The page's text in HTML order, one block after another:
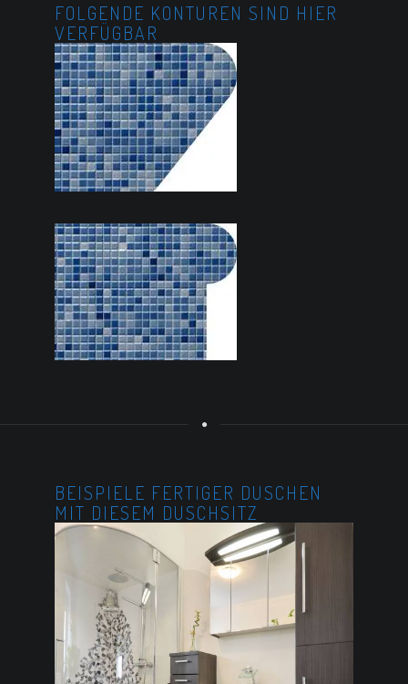
FOLGENDE KONTUREN SIND HIER
VERFÜGBAR
BEISPIELE FERTIGER DUSCHEN
MIT DIESEM DUSCHSITZ